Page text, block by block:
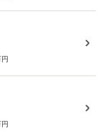
円
円